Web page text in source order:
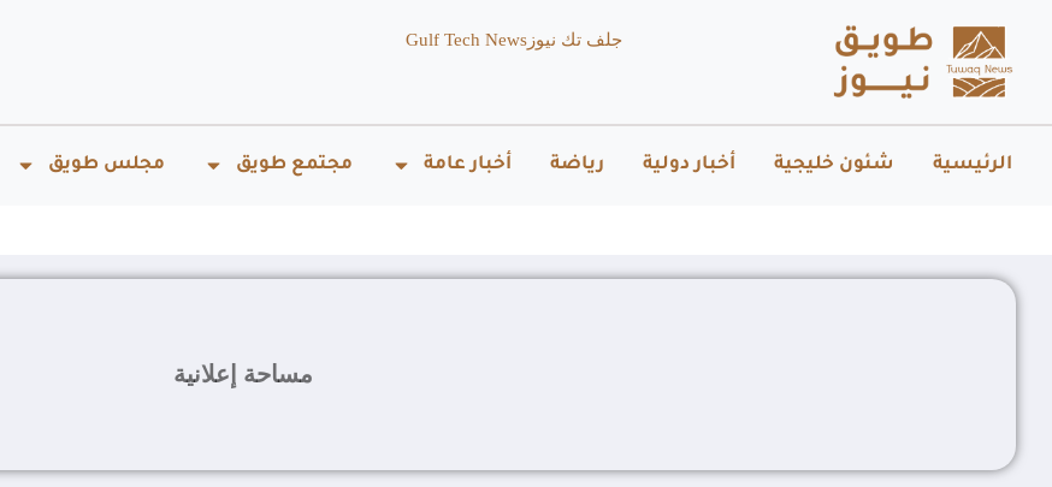
جلف تك نيوز Gulf Tech News
الرئيسية شئون خليجية أخبار دولية رياضة أخبار عامة مجتمع طويق مجلس طويق
مساحة إعلانية